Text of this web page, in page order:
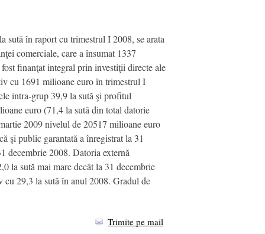
sută în raport cu trimestrul I 2008, se arata
comerciale, care a însumat 1337
finanţat integral prin investiţii directe ale
cu 1691 milioane euro în trimestrul I
intra-grup 39,9 la sută şi profitul
euro (71,4 la sută din total datorie
2009 nivelul de 20517 milioane euro
şi public garantată a înregistrat la 31
decembrie 2008. Datoria externă
la sută mai mare decât la 31 decembrie
cu 29,3 la sută în anul 2008. Gradul de
Trimite pe mail